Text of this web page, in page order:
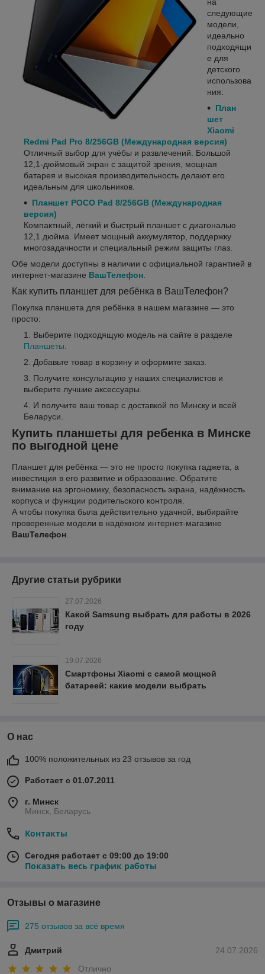
следующие
модели,
идеально
подходящи
е для
детского
использова
ния:
План
шет
Xiaomi
Redmi Pad Pro 8/256GB (Международная версия)
Отличный выбор для учёбы и развлечений. Большой
12,1-дюймовый экран с защитой зрения, мощная
батарея и высокая производительность делают его
идеальным для школьников.
Планшет POCO Pad 8/256GB (Международная
версия)
Компактный, лёгкий и быстрый планшет с диагональю
12,1 дюйма. Имеет мощный аккумулятор, поддержку
многозадачности и специальный режим защиты глаз.
Обе модели доступны в наличии с официальной гарантией в
интернет-магазине ВашТелефон
Как купить планшет для ребёнка в ВашТелефон?
Покупка планшета для ребёнка в нашем магазине — это
просто:
Выберите подходящую модель на сайте в разделе
Планшеты
Добавьте товар в корзину и оформите заказ.
Получите консультацию у наших специалистов и
выберите лучшие аксессуары.
И получите ваш товар с доставкой по Минску и всей
Беларуси.
Купить планшеты для ребенка в Минске
по выгодной цене
Планшет для ребёнка — это не просто покупка гаджета, а
инвестиция в его развитие и образование. Обратите
внимание на эргономику, безопасность экрана, надёжность
корпуса и функции родительского контроля.
А чтобы покупка была действительно удачной, выбирайте
проверенные модели в надёжном интернет-магазине
ВашТелефон
Другие статьи рубрики
27.07.2026
Какой Samsung выбрать для работы в 2026
году
19.07.2026
Смартфоны Xiaomi с самой мощной
батареей: какие модели выбрать
О нас
100% положительных из 23 отзывов за год
Работает с 01.07.2011
г. Минск
Минск, Беларусь
Контакты
Сегодня работает с 09:00 до 19:00
Показать весь график работы
Отзывы о магазине
275 отзывов за всё время
24.07.2026
Дмитрий
Отлично